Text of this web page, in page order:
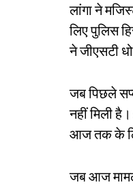
लांगा ने
लिए पुलिस
ने जीएसटी
जब पिछले
नहीं मिली
आज तक के
जब आज मामले